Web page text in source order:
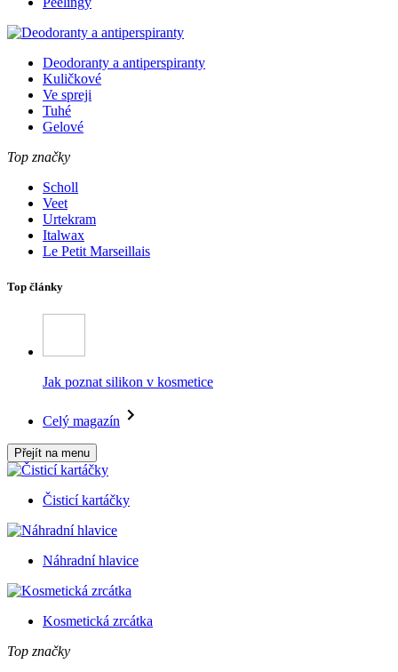
Deodoranty a antiperspiranty
Kuličkové
Ve spreji
Tuhé
Gelové
Top značky
Scholl
Veet
Urtekram
Italwax
Le Petit Marseillais
Top články
Jak poznat silikon v kosmetice
Celý magazín
Přejít na menu
Čisticí kartáčky
Náhradní hlavice
Kosmetická zrcátka
Top značky